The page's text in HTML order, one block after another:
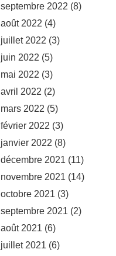
septembre 2022 (8)
août 2022 (4)
juillet 2022 (3)
juin 2022 (5)
mai 2022 (3)
avril 2022 (2)
mars 2022 (5)
février 2022 (3)
janvier 2022 (8)
décembre 2021 (11)
novembre 2021 (14)
octobre 2021 (3)
septembre 2021 (2)
août 2021 (6)
juillet 2021 (6)